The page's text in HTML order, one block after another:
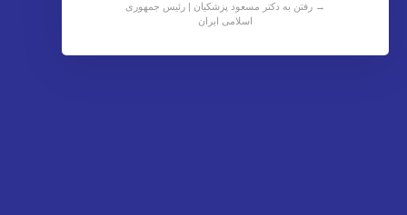
→ رفتن به دکتر مسعود پزشکیان | رئیس جمهوری
اسلامی ایران